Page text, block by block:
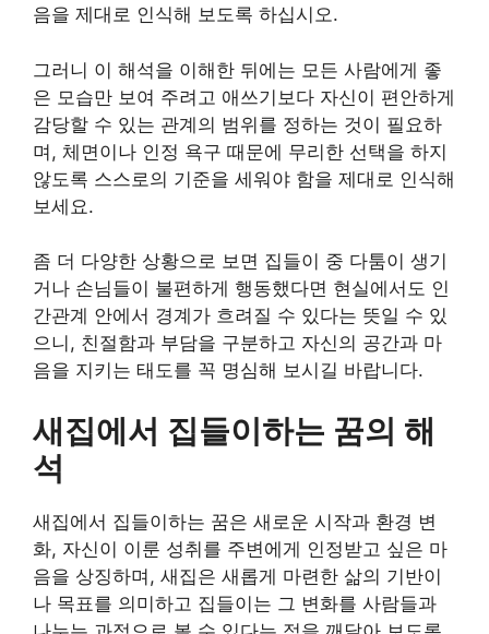
음을 제대로 인식해 보도록 하십시오.
그러니 이 해석을 이해한 뒤에는 모든 사람에게 좋
은 모습만 보여 주려고 애쓰기보다 자신이 편안하게
감당할 수 있는 관계의 범위를 정하는 것이 필요하
며, 체면이나 인정 욕구 때문에 무리한 선택을 하지
않도록 스스로의 기준을 세워야 함을 제대로 인식해
보세요.
좀 더 다양한 상황으로 보면 집들이 중 다툼이 생기
거나 손님들이 불편하게 행동했다면 현실에서도 인
간관계 안에서 경계가 흐려질 수 있다는 뜻일 수 있
으니, 친절함과 부담을 구분하고 자신의 공간과 마
음을 지키는 태도를 꼭 명심해 보시길 바랍니다.
새집에서 집들이하는 꿈의 해
석
새집에서 집들이하는 꿈은 새로운 시작과 환경 변
화, 자신이 이룬 성취를 주변에게 인정받고 싶은 마
음을 상징하며, 새집은 새롭게 마련한 삶의 기반이
나 목표를 의미하고 집들이는 그 변화를 사람들과